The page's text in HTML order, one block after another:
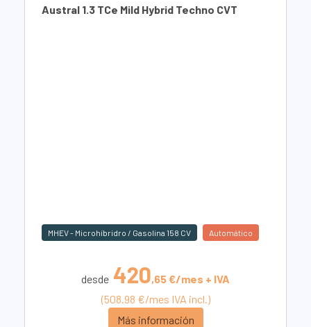
Austral 1.3 TCe Mild Hybrid Techno CVT
MHEV - Microhíbridro / Gasolina 158 CV Automático
desde 420,65 €/mes + IVA
(508.98 €/mes IVA incl.)
Más información